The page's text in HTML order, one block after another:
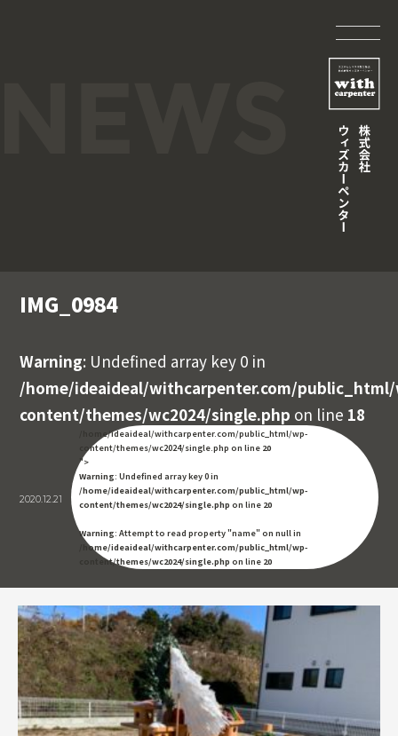
IMG_0984
Warning: Undefined array key 0 in
/home/ideaideal/withcarpenter.com/
content/themes/wc2024/single.php on line 18
2020.12.21
/home/ideaideal/withcarpenter.com/public_html/wp-
content/themes/wc2024/single.php on line 20
">
Warning: Undefined array key 0 in
/home/ideaideal/withcarpenter.com/public_html/wp-
content/themes/wc2024/single.php on line 20
Warning: Attempt to read property "name" on null in
/home/ideaideal/withcarpenter.com/public_html/wp-
content/themes/wc2024/single.php on line 20